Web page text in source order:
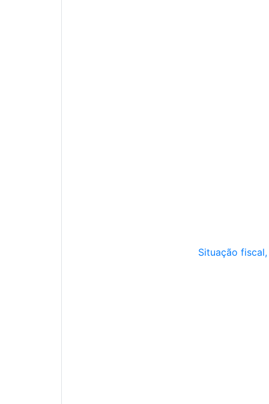
Situação